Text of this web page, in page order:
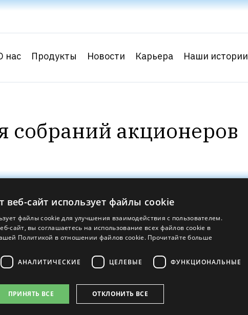
нас Продукты Новости Карьера Наши истории
собраний акционеров
LV40003034935
Luminor Bank AS Латвийский
RIKOLV2X
веб-сайт использует файлы cookie
файлы cookie для улучшения взаимодействия с пользователем.
сайт, вы соглашаетесь на использование всех файлов cookie в
Политикой в ​​отношении файлов cookie. Прочитайте больше
АНАЛИТИЧЕСКИЕ ЦЕЛЕВЫЕ ФУНКЦИОНАЛЬНЫЕ
ПРИНЯТЬ ВСЕ ОТКЛОНИТЬ ВСЕ